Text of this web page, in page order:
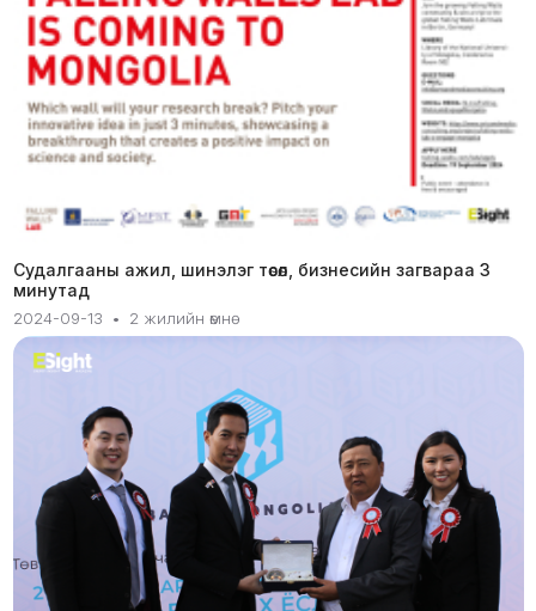
Судалгааны ажил, шинэлэг төсөл, бизнесийн загвараа 3
минутад
2024-09-13 • 2 жилийн өмнө